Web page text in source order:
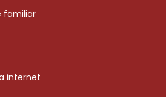
familiar
internet